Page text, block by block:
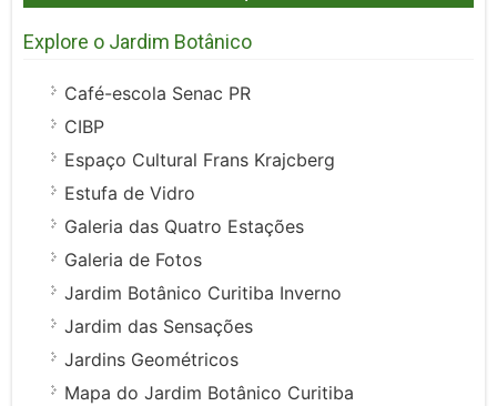
Explore o Jardim Botânico
Café-escola Senac PR
CIBP
Espaço Cultural Frans Krajcberg
Estufa de Vidro
Galeria das Quatro Estações
Galeria de Fotos
Jardim Botânico Curitiba Inverno
Jardim das Sensações
Jardins Geométricos
Mapa do Jardim Botânico Curitiba